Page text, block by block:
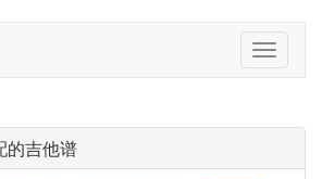
的吉他谱